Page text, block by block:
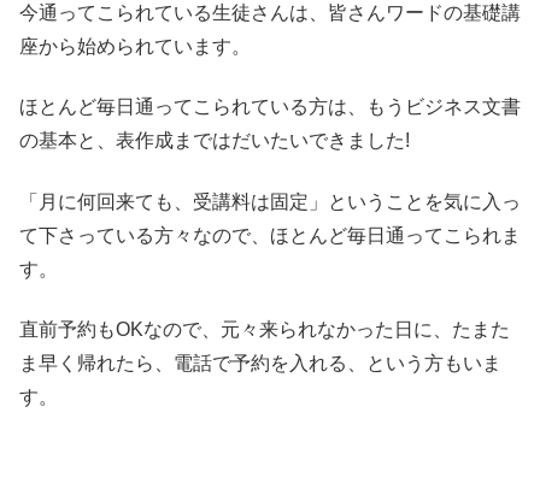
今通ってこられている生徒さんは、皆さんワードの基礎講
座から始められています。
ほとんど毎日通ってこられている方は、もうビジネス文書
の基本と、表作成まではだいたいできました!
「月に何回来ても、受講料は固定」ということを気に入っ
て下さっている方々なので、ほとんど毎日通ってこられま
す。
直前予約もOKなので、元々来られなかった日に、たまた
ま早く帰れたら、電話で予約を入れる、という方もいま
す。